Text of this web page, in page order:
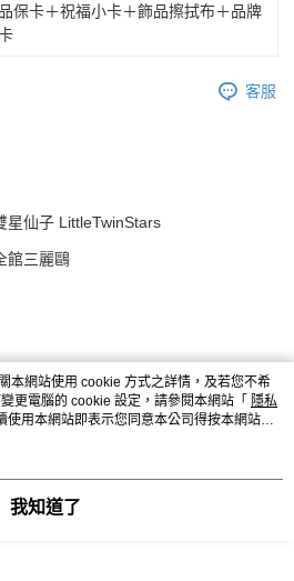
保卡＋祝福小卡＋飾品擦拭布＋品牌
客服
星仙子 LittleTwinStars
館三麗鷗
本網站使用 cookie 方式之詳情，及若您不希
更電腦的 cookie 設定，請參閱本網站「 隱私
使用本網站即表示您同意本公司得按本網站使
我知道了